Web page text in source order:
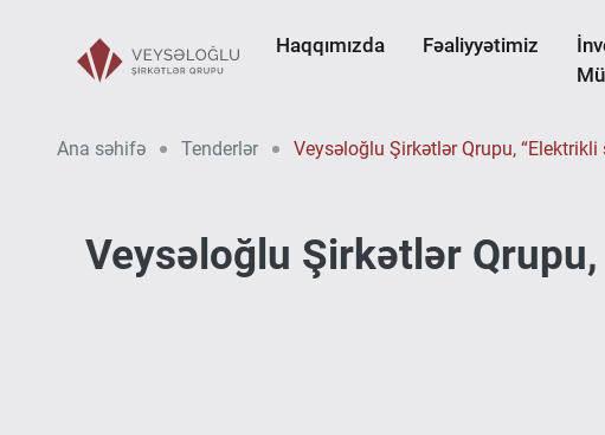
Haqqımızda Fəaliyyətimiz
Ana səhifə Tenderlər Veysəloğlu Şirkətlər Qrupu,
Veysəloğlu Şirkətlər